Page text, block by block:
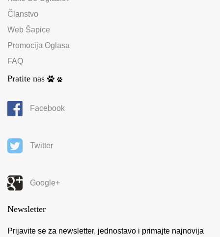
Članstvo
Web Šapice
Promocija Oglasa
FAQ
Pratite nas
Facebook
Twitter
Google+
Newsletter
Prijavite se za newsletter, jednostavo i primajte najnovija